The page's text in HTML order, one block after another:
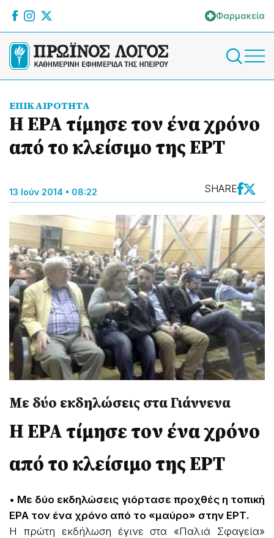
Φαρμακεία
ΕΠΙΚΑΙΡΟΤΗΤΑ
Η ΕΡΑ τίμησε τον ένα χρόνο
από το κλείσιμο της ΕΡΤ
13 Ιούν 2014 • 08:22 SHARE
Με δύο εκδηλώσεις στα Γιάννενα
Η ΕΡΑ τίμησε τον ένα χρόνο
από το κλείσιμο της ΕΡΤ
• Με δύο εκδηλώσεις γιόρτασε προχθές η τοπική
ΕΡΑ τον ένα χρόνο από το «μαύρο» στην ΕΡΤ.
Η πρώτη εκδήλωση έγινε στα «Παλιά Σφαγεία»